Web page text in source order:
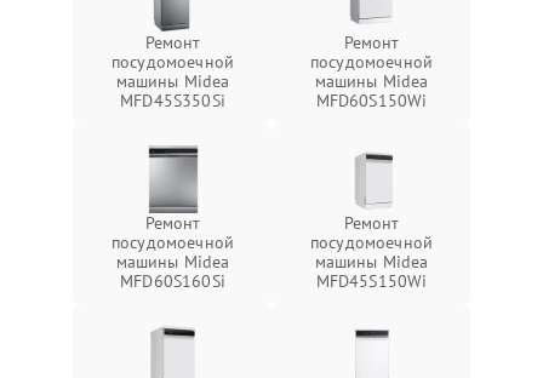
Ремонт
посудомоечной
машины Midea
MFD45S350Si
Ремонт
посудомоечной
машины Midea
MFD60S150Wi
Ремонт
посудомоечной
машины Midea
MFD60S160Si
Ремонт
посудомоечной
машины Midea
MFD45S150Wi